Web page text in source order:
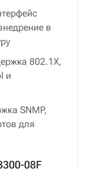
в
802.1X,
и
SNMP,
для
08F